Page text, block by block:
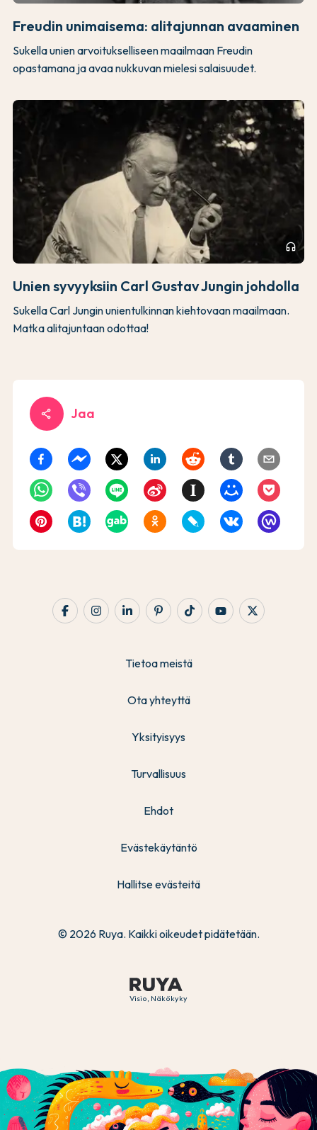
Freudin unimaisema: alitajunnan avaaminen
Sukella unien arvoitukselliseen maailmaan Freudin
opastamana ja avaa nukkuvan mielesi salaisuudet.
headphones
Unien syvyyksiin Carl Gustav Jungin johdolla
Sukella Carl Jungin unientulkinnan kiehtovaan maailmaan.
Matka alitajuntaan odottaa!
share Jaa
Visio, Näkökyky
Tietoa meistä
Ota yhteyttä
Yksityisyys
Turvallisuus
Ehdot
Evästekäytäntö
Hallitse evästeitä
© 2026 Ruya. Kaikki oikeudet pidätetään.